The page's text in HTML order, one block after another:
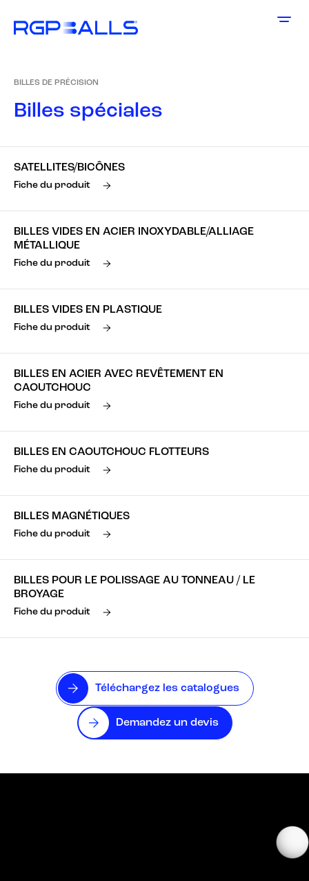
BILLES DE PRÉCISION
Billes spéciales
SATELLITES/BICÔNES
Fiche du produit
BILLES VIDES EN ACIER INOXYDABLE/ALLIAGE
MÉTALLIQUE
Fiche du produit
BILLES VIDES EN PLASTIQUE
Fiche du produit
BILLES EN ACIER AVEC REVÊTEMENT EN
CAOUTCHOUC
Fiche du produit
BILLES EN CAOUTCHOUC FLOTTEURS
Fiche du produit
BILLES MAGNÉTIQUES
Fiche du produit
BILLES POUR LE POLISSAGE AU TONNEAU / LE
BROYAGE
Fiche du produit
Téléchargez les catalogues
Demandez un devis